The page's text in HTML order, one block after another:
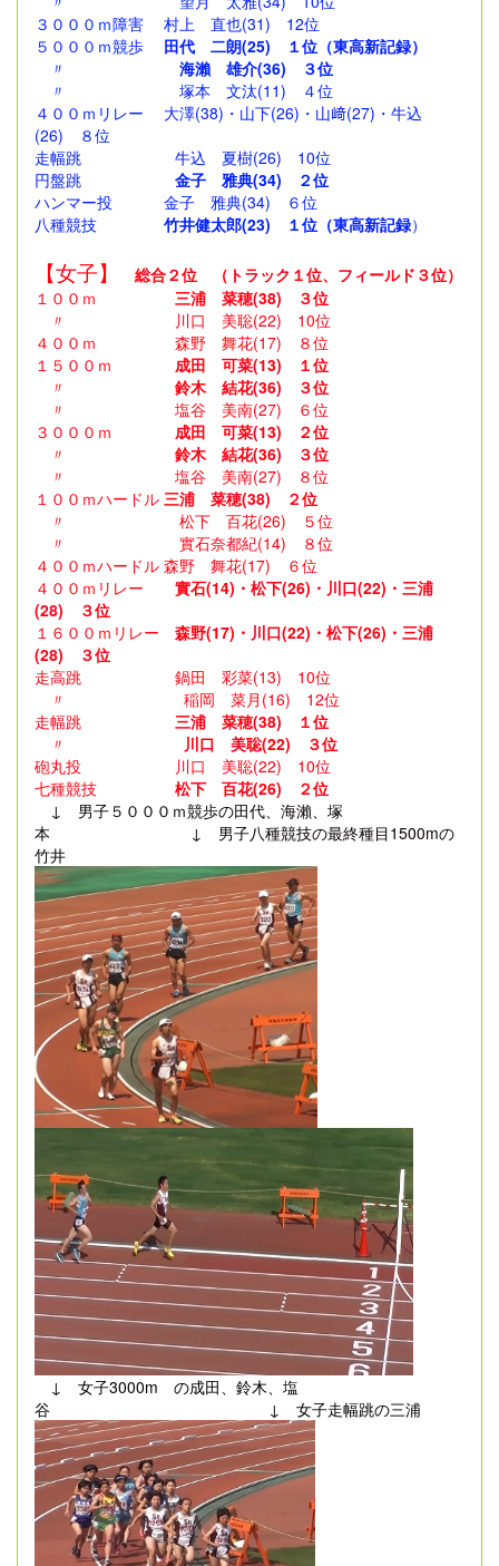
３０００ｍ障害 村上 直也(31) 12位
５０００ｍ競歩 田代 二朗(25) １位（東高新記録）
〃 海瀨 雄介(36) ３位
〃 塚本 文汰(11) ４位
４００ｍリレー 大澤(38)・山下(26)・山﨑(27)・牛込
(26) ８位
走幅跳 牛込 夏樹(26) 10位
円盤跳 金子 雅典(34) ２位
ハンマー投 金子 雅典(34) ６位
八種競技
竹井健太郎(23) １位（東高新記録）
【女子】
総合２位 （トラック１位、フィールド３位）
１００ｍ 三浦 菜穂(38) ３位
〃 川口 美聡(22) 10位
４００ｍ 森野 舞花(17) ８位
１５００ｍ 成田 可菜(13) １位
〃 鈴木 結花(36) ３位
〃 塩谷 美南(27) ６位
３０００ｍ 成田 可菜(13) ２位
〃 鈴木 結花(36) ３位
〃 塩谷 美南(27) ８位
１００ｍハードル 三浦 菜穂(38) ２位
〃 松下 百花(26) ５位
〃 實石奈都紀(14) ８位
４００ｍハードル 森野 舞花(17) ６位
４００ｍリレー 實石(14)・松下(26)・川口(22)・三浦
(28) ３位
１６００ｍリレー 森野(17)・川口(22)・松下(26)・三浦
(28) ３位
走高跳 鍋田 彩菜(13) 10位
〃 稲岡 菜月(16) 12位
走幅跳 三浦 菜穂(38) １位
〃 川口 美聡(22) ３位
砲丸投 川口 美聡(22) 10位
七種競技 松下 百花(26) ２位
↓ 男子５０００ｍ競歩の田代、海瀨、塚
本 ↓ 男子八種競技の最終種目1500mの
竹井
↓ 女子3000m の成田、鈴木、塩
谷 ↓ 女子走幅跳の三浦